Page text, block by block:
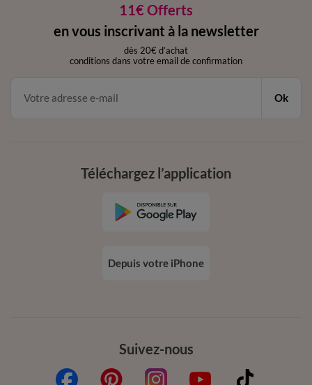
11€ Offerts
en vous inscrivant à la newsletter
dès 20€ d’achat
conditions dans votre email de confirmation
Ok
Suivez-nous
Téléchargez l’application
Depuis votre iPhone